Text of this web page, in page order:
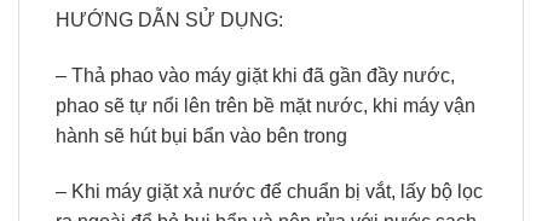
HƯỚNG DẪN SỬ DỤNG:
– Thả phao vào máy giặt khi đã gần đầy nước,
phao sẽ tự nổi lên trên bề mặt nước, khi máy vận
hành sẽ hút bụi bẩn vào bên trong
– Khi máy giặt xả nước để chuẩn bị vắt, lấy bộ lọc